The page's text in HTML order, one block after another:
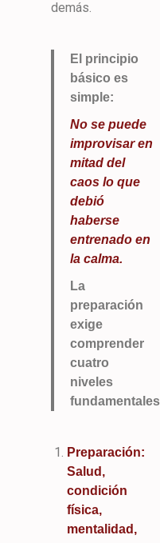
demás.
El principio
básico es
simple:
No se puede
improvisar en
mitad del
caos lo que
debió
haberse
entrenado en
la calma.
La
preparación
exige
comprender
cuatro
niveles
Preparación:
Salud,
condición
física,
mentalidad,